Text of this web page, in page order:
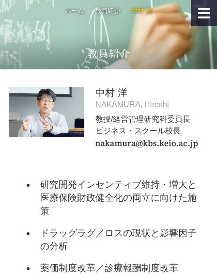
ホーム 教員紹介 中村 洋
中村 洋
NAKAMURA, Hiroshi
教授/経営管理研究科委員長
ビジネス・スクール校長
研究開発インセンティブ維持・増大と
医療保険財政健全化の両立に向けた施
策
ドラッグラグ／ロスの現状と影響因子
の分析
薬価制度改革／診療報酬制度改革